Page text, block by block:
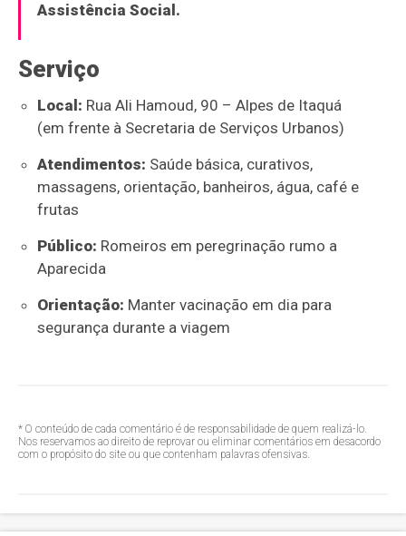
Assistência Social.
Serviço
Local: Rua Ali Hamoud, 90 – Alpes de Itaquá
(em frente à Secretaria de Serviços Urbanos)
Atendimentos: Saúde básica, curativos,
massagens, orientação, banheiros, água, café e
frutas
Público: Romeiros em peregrinação rumo a
Aparecida
Orientação: Manter vacinação em dia para
segurança durante a viagem
* O conteúdo de cada comentário é de responsabilidade de quem realizá-lo.
Nos reservamos ao direito de reprovar ou eliminar comentários em desacordo
com o propósito do site ou que contenham palavras ofensivas.